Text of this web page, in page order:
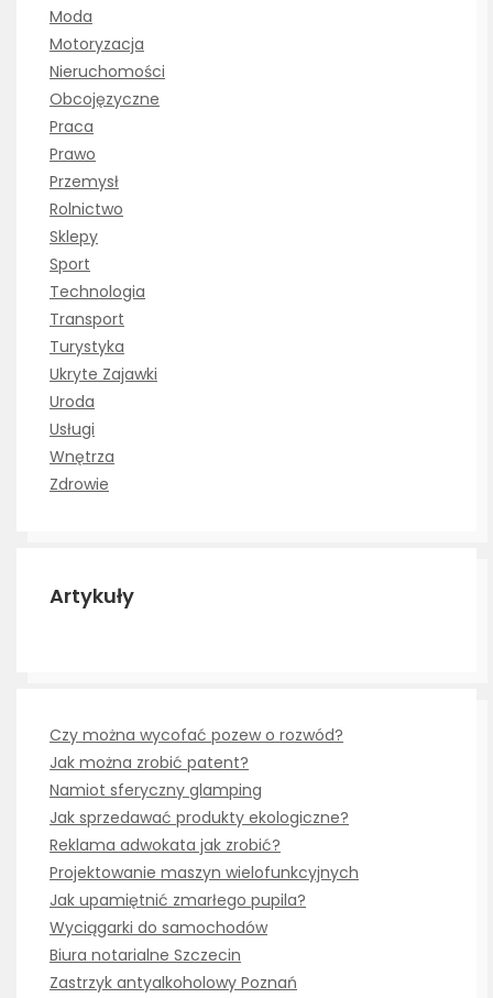
Moda
Motoryzacja
Nieruchomości
Obcojęzyczne
Praca
Prawo
Przemysł
Rolnictwo
Sklepy
Sport
Technologia
Transport
Turystyka
Ukryte Zajawki
Uroda
Usługi
Wnętrza
Zdrowie
Artykuły
Czy można wycofać pozew o rozwód?
Jak można zrobić patent?
Namiot sferyczny glamping
Jak sprzedawać produkty ekologiczne?
Reklama adwokata jak zrobić?
Projektowanie maszyn wielofunkcyjnych
Jak upamiętnić zmarłego pupila?
Wyciągarki do samochodów
Biura notarialne Szczecin
Zastrzyk antyalkoholowy Poznań